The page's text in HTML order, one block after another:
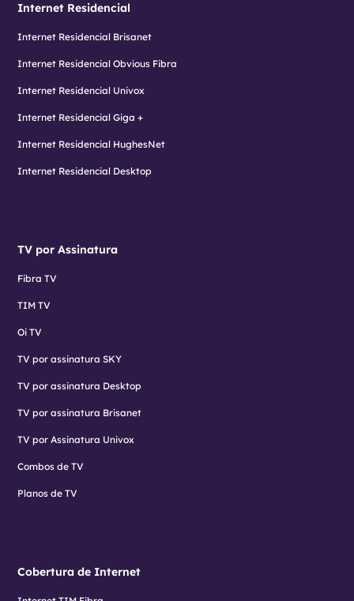
Internet Residencial
Internet Residencial Brisanet
Internet Residencial Obvious Fibra
Internet Residencial Univox
Internet Residencial Giga +
Internet Residencial HughesNet
Internet Residencial Desktop
TV por Assinatura
Fibra TV
TIM TV
Oi TV
TV por assinatura SKY
TV por assinatura Desktop
TV por assinatura Brisanet
TV por Assinatura Univox
Combos de TV
Planos de TV
Cobertura de Internet